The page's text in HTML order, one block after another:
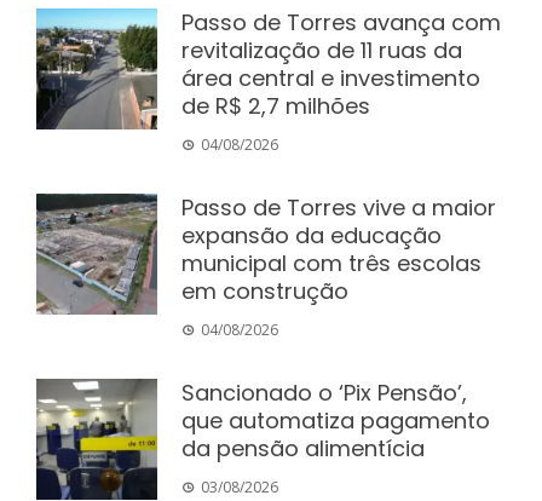
Passo de Torres avança com
revitalização de 11 ruas da
área central e investimento
de R$ 2,7 milhões
04/08/2026
Passo de Torres vive a maior
expansão da educação
municipal com três escolas
em construção
04/08/2026
Sancionado o ‘Pix Pensão’,
que automatiza pagamento
da pensão alimentícia
03/08/2026